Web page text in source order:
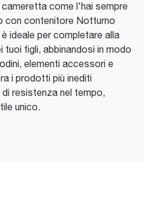
come l'hai sempre
con contenitore Notturno
ideale per completare alla
figli, abbinandosi in modo
elementi accessori e
i prodotti più inediti
resistenza nel tempo,
unico.